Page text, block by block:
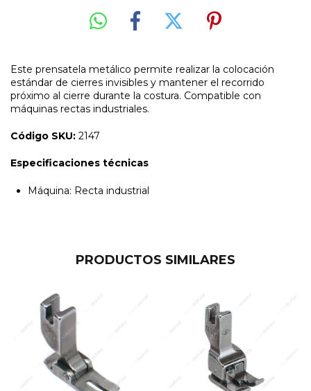
Este prensatela metálico permite realizar la colocación
estándar de cierres invisibles y mantener el recorrido
próximo al cierre durante la costura. Compatible con
máquinas rectas industriales.
Código SKU: 2147
Especificaciones técnicas
Máquina: Recta industrial
PRODUCTOS SIMILARES